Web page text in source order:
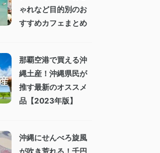
ゃれなど目的別のお
すすめカフェまとめ
那覇空港で買える沖
縄土産！沖縄県民が
推す最新のオススメ
品【2023年版】
沖縄にせんべろ旋風